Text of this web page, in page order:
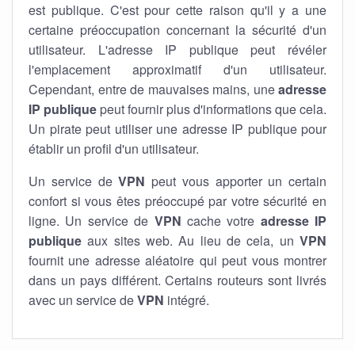
est publique. C'est pour cette raison qu'il y a une
certaine préoccupation concernant la sécurité d'un
utilisateur. L'adresse IP publique peut révéler
l'emplacement approximatif d'un utilisateur.
Cependant, entre de mauvaises mains, uneadresse
IP publique peut fournir plus d'informations que cela.
Un pirate peut utiliser une adresse IP publique pour
établir un profil d'un utilisateur.
Un service deVPN peut vous apporter un certain
confort si vous êtes préoccupé par votre sécurité en
ligne. Un service de VPN cache votre adresse IP
publique aux sites web. Au lieu de cela, un VPN
fournit une adresse aléatoire qui peut vous montrer
dans un pays différent. Certains routeurs sont livrés
avec un service deVPN intégré.